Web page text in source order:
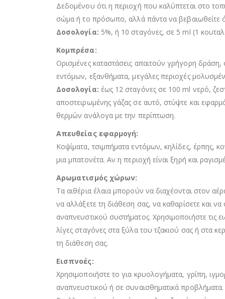
Δεδομένου ότι η περιοχή που καλύπτεται στο
σώμα ή το πρόσωπο, αλλά πάντα να βεβαιωθείτε
Δοσολογία: 5%, ή 10 σταγόνες, σε 5 ml (1
Κομπρέσα:
Ορισμένες καταστάσεις απαιτούν γρήγορη
εντόμων, εξανθήματα, μεγάλες περιοχές
Δοσολογία: έως 12 σταγόνες σε 100 ml νερό,
αποστειρωμένης γάζας σε αυτό, στύψτε και
θερμών ανάλογα με την περίπτωση.
Απευθείας εφαρμογή:
Κοψίματα, τσιμπήματα εντόμων, κηλίδες, έρπης,
μια μπατονέτα. Αν η περιοχή είναι ξηρή και
Αρωματισμός χώρων:
Τα αιθέρια έλαια μπορούν να διαχέονται στον
να αλλάξετε τη διάθεση σας, να καθαρίσετε και
αναπνευστικού συστήματος. Χρησιμοποιήστε τις
λίγες σταγόνες στα ξύλα του τζακιού σας ή στα
τη διάθεση σας.
Εισπνοές:
Χρησιμοποιήστε το για κρυολογήματα, γρίπη,
αναπνευστικού ή σε συναισθηματικά